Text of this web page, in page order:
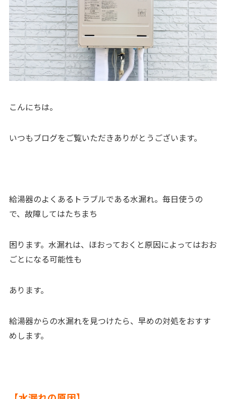
こんにちは。
いつもブログをご覧いただきありがとうございます。
給湯器のよくあるトラブルである水漏れ。毎日使うの
で、故障してはたちまち
困ります。水漏れは、ほおっておくと原因によってはおお
ごとになる可能性も
あります。
給湯器からの水漏れを見つけたら、早めの対処をおすす
めします。